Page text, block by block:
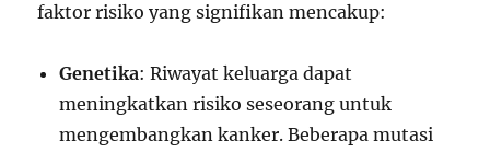
faktor risiko yang signifikan mencakup:
Genetika: Riwayat keluarga dapat
meningkatkan risiko seseorang untuk
mengembangkan kanker. Beberapa mutasi